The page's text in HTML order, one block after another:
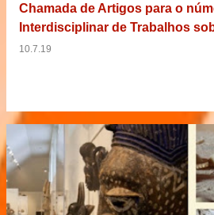
Chamada de Artigos para o
Interdisciplinar de Trabalhos
10.7.19